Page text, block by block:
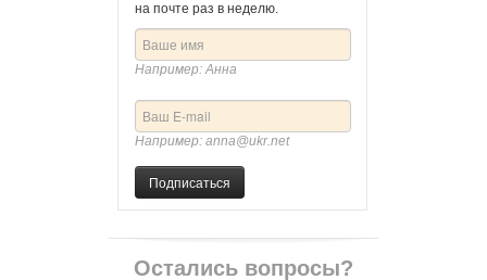
на почте раз в неделю.
Например: Анна
Например: anna@ukr.net
Подписаться
Остались вопросы?